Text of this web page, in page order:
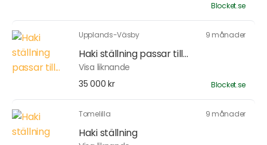
Blocket.se
Upplands-Väsby 9 månader
Haki ställning passar till...
Visa liknande
35 000 kr
Blocket.se
Tomelilla 9 månader
Haki ställning